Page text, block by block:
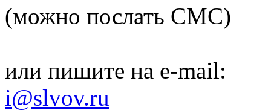
(можно послать СМС)
или пишите на e-mail:
i@slvov.ru